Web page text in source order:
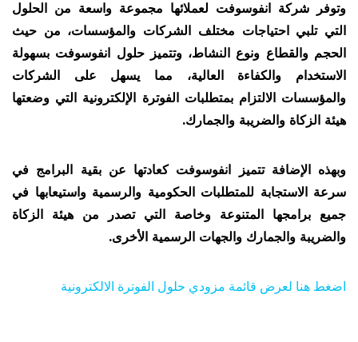
وتوفر شركة انفوسوفت لعملائها مجموعة واسعة من الحلول
التي تلبي احتياجات مختلف الشركات والمؤسسات، من حيث
الحجم والقطاع ونوع النشاط، وتتميز حلول انفوسوفت بسهولة
الاستخدام والكفاءة العالية، مما يسهل على الشركات
والمؤسسات الالتزام بمتطلبات الفوترة الإلكترونية التي وضعتها
هيئة الزكاة والضريبة والجمارك.
وبهذه الإضافة تتميز انفوسوفت كعادتها عن بقية البرامج في
سرعة الاستجابة للمتطلبات الحكومية والرسمية واستيعابها في
جميع برامجها المتنوعة وخاصة التي تصدر من هيئة الزكاة
والضريبة والجمارك والجهات الرسمية الأخرى.
اضغط هنا لعرض قائمة مزودي حلول الفوترة الالكترونية